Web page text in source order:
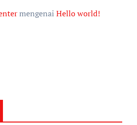
mengenai Hello world!